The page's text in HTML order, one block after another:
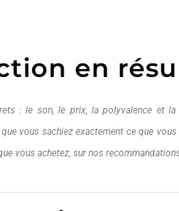
en
: le son, le prix, la polyvalence et
vous sachiez exactement ce que
vous achetez, sur nos